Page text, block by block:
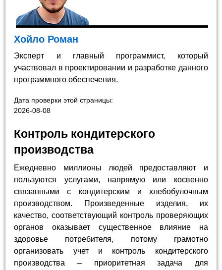
Хойло Роман
Эксперт и главный программист, который
участвовал в проектировании и разработке данного
программного обеспечения.
Дата проверки этой страницы:
2026-08-08
Контроль кондитерского
производства
Ежедневно миллионы людей предоставляют и
пользуются услугами, напрямую или косвенно
связанными с кондитерским и хлебобулочным
производством. Произведенные изделия, их
качество, соответствующий контроль проверяющих
органов оказывает существенное влияние на
здоровье потребителя, потому грамотно
организовать учет и контроль кондитерского
производства – приоритетная задача для